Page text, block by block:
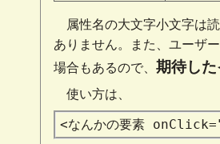
属性名の大文字小文字は
ありません。また、ユーザ
場合もあるので、 期待し
使い方は、
<なんかの要素